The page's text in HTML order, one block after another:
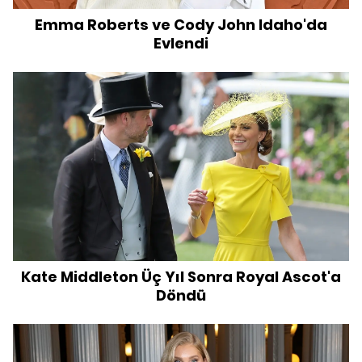
Emma Roberts ve Cody John Idaho'da
Evlendi
Kate Middleton Üç Yıl Sonra Royal Ascot'a
Döndü